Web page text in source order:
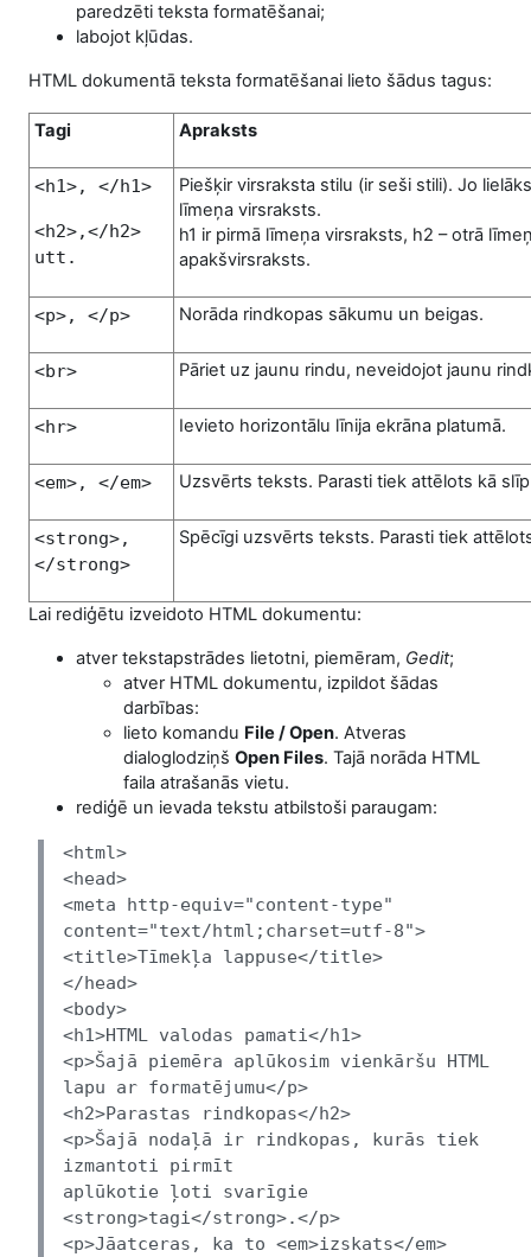
paredzēti teksta formatēšanai;
labojot kļūdas.
HTML dokumentā teksta formatēšanai lieto šādus tagus:
Tagi Apraksts
<h1>, </h1>
<h2>,</h2>
utt.
Piešķir virsraksta stilu (ir seši stili). Jo
līmeņa virsraksts.
h1 ir pirmā līmeņa virsraksts, h2 – otrā
apakšvirsraksts.
<p>, </p> Norāda rindkopas sākumu un beigas.
<br> Pāriet uz jaunu rindu, neveidojot jaunu
<hr> Ievieto horizontālu līnija ekrāna platumā.
<em>, </em> Uzsvērts teksts. Parasti tiek attēlots kā
<strong>,
</strong>
Spēcīgi uzsvērts teksts. Parasti tiek
Lai rediģētu izveidoto HTML dokumentu:
atver tekstapstrādes lietotni, piemēram, Gedit;
atver HTML dokumentu, izpildot šādas
darbības:
lieto komandu File / Open. Atveras
dialoglodziņš Open Files. Tajā norāda HTML
faila atrašanās vietu.
rediģē un ievada tekstu atbilstoši paraugam:
<html>
<head>
<meta http-equiv="content-type"
content="text/html;charset=utf-8">
<title>Tīmekļa lappuse</title>
</head>
<body>
<h1>HTML valodas pamati</h1>
<p>Šajā piemēra aplūkosim vienkāršu HTML
lapu ar formatējumu</p>
<h2>Parastas rindkopas</h2>
<p>Šajā nodaļā ir rindkopas, kurās tiek
izmantoti pirmīt
aplūkotie ļoti svarīgie
<strong>tagi</strong>.</p>
<p>Jāatceras, ka to <em>izskats</em>